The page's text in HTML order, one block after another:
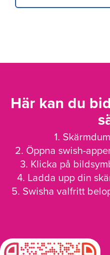
Här kan du
1.
2. Öppna swish-
3. Klicka på
4. Ladda upp din
5. Swisha valfritt